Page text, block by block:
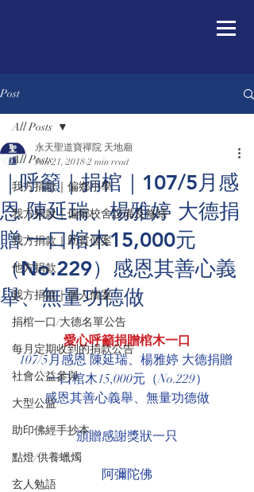
Post
All Posts
我方捐款｜偏鄉小學
我方捐款｜偏鄉校舍設備及修繕
我方捐款｜助貧個案
他方捐款
我方捐款｜個人個案
捐棺一口/大德名單公告
每月定期收到的捐款公告
社會公益參與
大型公益
助印佛經手抄本
點燈/供養蠟燭
玄人勉語
All Posts
｜呼籲｜捐棺｜107/5月感
恩 陳延瑞、楊雅婷 大德捐
贈 一口棺木15,000元
（No.229）感恩其善心義
舉、無量功德做
永天聖道寶禪院 天地廟
Jun 21, 2018 2 min read
愛心呼籲捐贈棺木一口
107/5月感恩 陳延瑞、楊雅婷 大德捐贈
一口棺木15,000元（No.229）
感恩其善心義舉、無量功德做
頒贈感謝獎狀一只
阿彌陀佛